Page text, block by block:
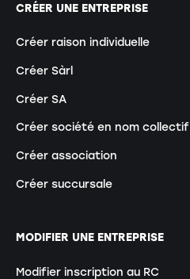
CRÉER UNE ENTREPRISE
Créer raison individuelle
Créer Sàrl
Créer SA
Créer société en nom collectif
Créer association
Créer succursale
MODIFIER UNE ENTREPRISE
Modifier inscription au RC